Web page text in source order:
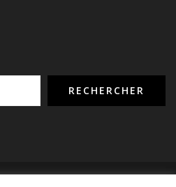
RECHERCHER